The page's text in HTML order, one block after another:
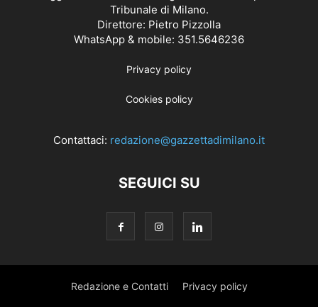
Tribunale di Milano.
Direttore: Pietro Pizzolla
WhatsApp & mobile: 351.5646236
Privacy policy
Cookies policy
Contattaci: redazione@gazzettadimilano.it
SEGUICI SU
Redazione e Contatti Privacy policy